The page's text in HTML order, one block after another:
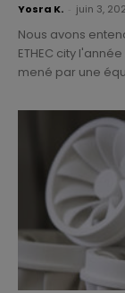
Yosra K. juin 3,
Nous avons
ETHEC city
mené par une